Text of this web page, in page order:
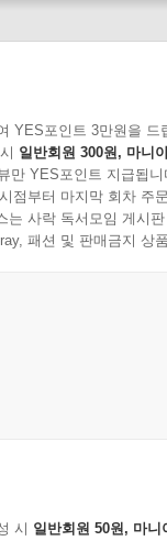
YES포인트 3만원을 드
일반회원 300원, 마니
만 YES포인트 지급됩니
점부터 마지막 회차 주
는 사락 독서모임 게시
패션 및 판매금지 상
시 일반회원 50원, 마니